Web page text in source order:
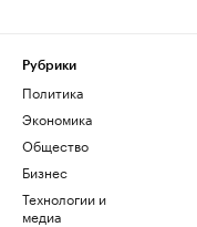
Рубрики
Политика
Экономика
Общество
Бизнес
Технологии и
медиа